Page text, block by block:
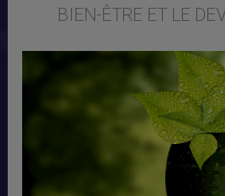
BIEN-ÊTRE ET LE